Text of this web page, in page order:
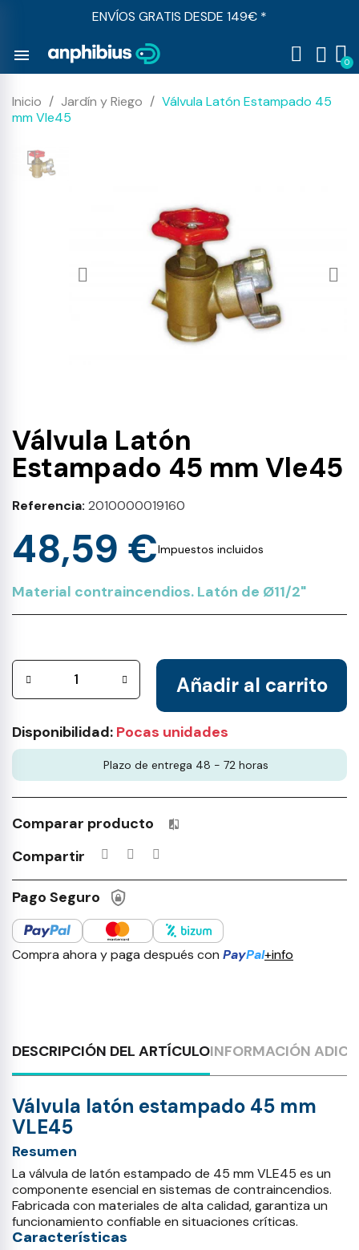
ENVÍOS GRATIS DESDE 149€ *
menu
Inicio Jardín y Riego
Válvula Latón Estampado 45
mm Vle45
Válvula Latón
Estampado 45 mm Vle45
Referencia 2010000019160
48,59 €Impuestos incluidos
Material contraincendios. Latón de Ø11/2"
Añadir al carrito
Disponibilidad: Pocas unidades
Plazo de entrega 48 - 72 horas
Comparar producto Productos incluidos en tu lista
Compartir
Pago Seguro
Compra ahora y paga después con PayPal+info
DESCRIPCIÓN DEL ARTÍCULOINFORMACIÓN
Válvula latón estampado 45 mm
VLE45
Resumen
La válvula de latón estampado de 45 mm VLE45 es un
componente esencial en sistemas de contraincendios.
Fabricada con materiales de alta calidad, garantiza un
funcionamiento confiable en situaciones críticas.
Características